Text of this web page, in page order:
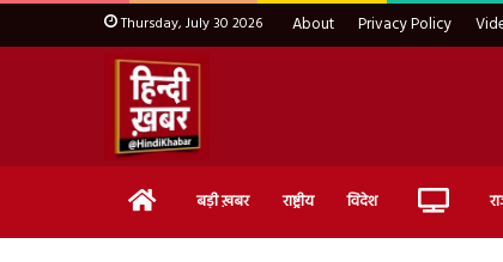
Thursday, July 30 2026 About Privacy Policy
Home बड़ी ख़बर राष्ट्रीय विदेश Live